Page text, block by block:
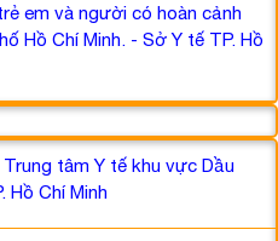
em và người có hoàn cảnh
Hồ Chí Minh. - Sở Y tế TP. Hồ
tâm Y tế khu vực Dầu
Hồ Chí Minh